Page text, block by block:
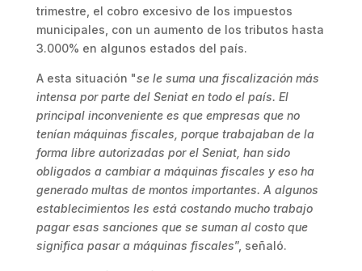
trimestre, el cobro excesivo de los impuestos
municipales, con un aumento de los tributos hasta
3.000% en algunos estados del país.
A esta situación "se le suma una fiscalización más
intensa por parte del Seniat en todo el país. El
principal inconveniente es que empresas que no
tenían máquinas fiscales, porque trabajaban de la
forma libre autorizadas por el Seniat, han sido
obligados a cambiar a máquinas fiscales y eso ha
generado multas de montos importantes. A algunos
establecimientos les está costando mucho trabajo
pagar esas sanciones que se suman al costo que
significa pasar a máquinas fiscales”, señaló.